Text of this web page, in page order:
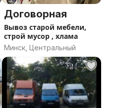
Договорная
Вывоз старой мебели,
строй мусор , хлама
Минск, Центральный